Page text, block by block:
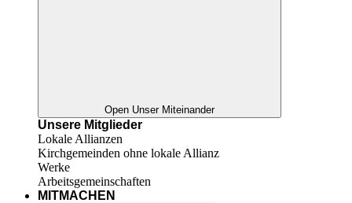
Open Unser Miteinander
Unsere Mitglieder
Lokale Allianzen
Kirchgemeinden ohne lokale Allianz
Werke
Arbeitsgemeinschaften
MITMACHEN